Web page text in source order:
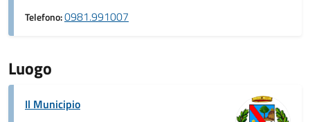
Telefono:0981.991007
Luogo
Il Municipio